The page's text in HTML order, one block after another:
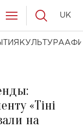
КУЛЬТУРА
UK
«Тіні
на